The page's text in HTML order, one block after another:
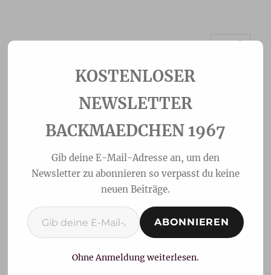
Chouquettes –
französische Windbeutel
NEWSLETTER
BACKMAEDCHEN 1967
Gib deine E-Mail-Adresse an, um den
Newsletter zu abonnieren so verpasst du keine
neuen Beiträge.
Gib deine E-Mail-Adresse ein ...
ABONNIEREN
Ohne Anmeldung weiterlesen.